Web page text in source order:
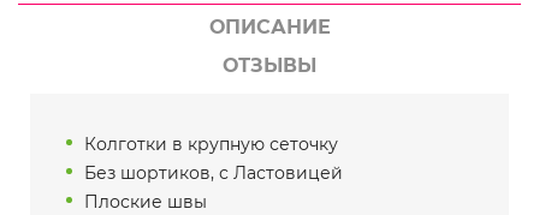
ОПИСАНИЕ
ОТЗЫВЫ
Колготки в крупную сеточку
Без шортиков, с Ластовицей
Плоские швы